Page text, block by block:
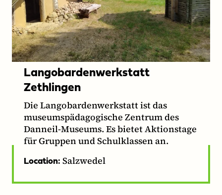
Langobardenwerkstatt
Zethlingen
Die Langobardenwerkstatt ist das
museumspädagogische Zentrum des
Danneil-Museums. Es bietet Aktionstage
für Gruppen und Schulklassen an.
Location: Salzwedel